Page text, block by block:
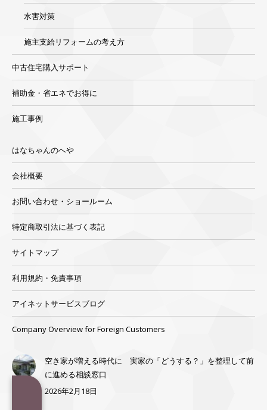
水害対策
施主支給リフォームの考え方
中古住宅購入サポート
補助金・省エネでお得に
施工事例
はなちゃんのへや
会社概要
お問い合わせ・ショールーム
特定商取引法に基づく表記
サイトマップ
利用規約・免責事項
アイネットサービスブログ
Company Overview for Foreign Customers
空き家が増える時代に 実家の「どうする？」を整理して前
に進める相談窓口
2026年2月18日